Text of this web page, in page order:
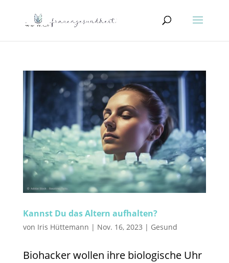
Kannst Du das Altern aufhalten?
von Iris Hüttemann | Nov. 16, 2023 | Gesund
Biohacker wollen ihre biologische Uhr